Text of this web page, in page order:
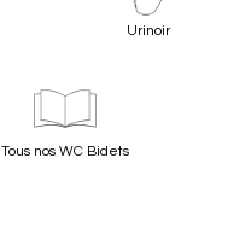
Urinoir
Tous nos WC Bidets